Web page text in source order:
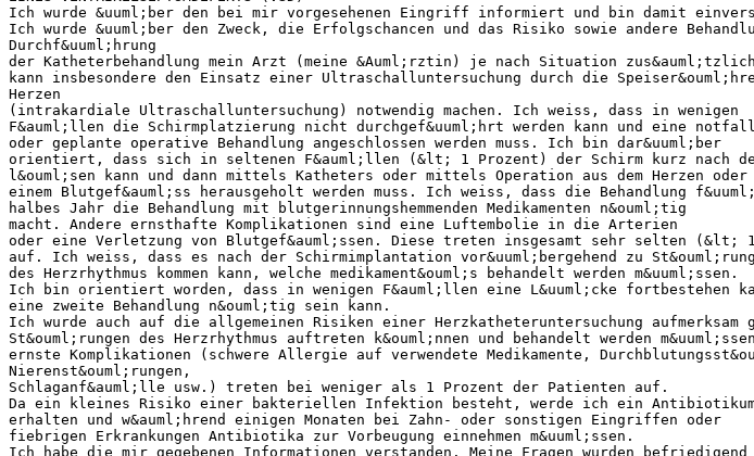
Ich wurde &uuml;ber den bei mir vorgesehenen Eingriff informiert und bin damit
Ich wurde &uuml;ber den Zweck, die Erfolgschancen und das Risiko sowie andere
Durchf&uuml;hrung
der Katheterbehandlung mein Arzt (meine &Auml;rztin) je nach Situation
kann insbesondere den Einsatz einer Ultraschalluntersuchung durch die
Herzen
(intrakardiale Ultraschalluntersuchung) notwendig machen. Ich weiss, dass in wenigen
F&auml;llen die Schirmplatzierung nicht durchgef&uuml;hrt werden kann und eine
oder geplante operative Behandlung angeschlossen werden muss. Ich bin dar&uuml;ber
orientiert, dass sich in seltenen F&auml;llen (&lt; 1 Prozent) der Schirm kurz nach
l&ouml;sen kann und dann mittels Katheters oder mittels Operation aus dem Herzen oder
einem Blutgef&auml;ss herausgeholt werden muss. Ich weiss, dass die Behandlung
halbes Jahr die Behandlung mit blutgerinnungshemmenden Medikamenten n&ouml;tig
macht. Andere ernsthafte Komplikationen sind eine Luftembolie in die Arterien
oder eine Verletzung von Blutgef&auml;ssen. Diese treten insgesamt sehr selten (&lt;
auf. Ich weiss, dass es nach der Schirmimplantation vor&uuml;bergehend zu
des Herzrhythmus kommen kann, welche medikament&ouml;s behandelt werden m&uuml;ssen.
Ich bin orientiert worden, dass in wenigen F&auml;llen eine L&uuml;cke fortbestehen
eine zweite Behandlung n&ouml;tig sein kann.
Ich wurde auch auf die allgemeinen Risiken einer Herzkatheteruntersuchung
St&ouml;rungen des Herzrhythmus auftreten k&ouml;nnen und behandelt werden
ernste Komplikationen (schwere Allergie auf verwendete Medikamente,
Nierenst&ouml;rungen,
Schlaganf&auml;lle usw.) treten bei weniger als 1 Prozent der Patienten auf.
Da ein kleines Risiko einer bakteriellen Infektion besteht, werde ich ein
erhalten und w&auml;hrend einigen Monaten bei Zahn- oder sonstigen Eingriffen oder
fiebrigen Erkrankungen Antibiotika zur Vorbeugung einnehmen m&uuml;ssen.
Ich habe die mir gegebenen Informationen verstanden. Meine Fragen wurden